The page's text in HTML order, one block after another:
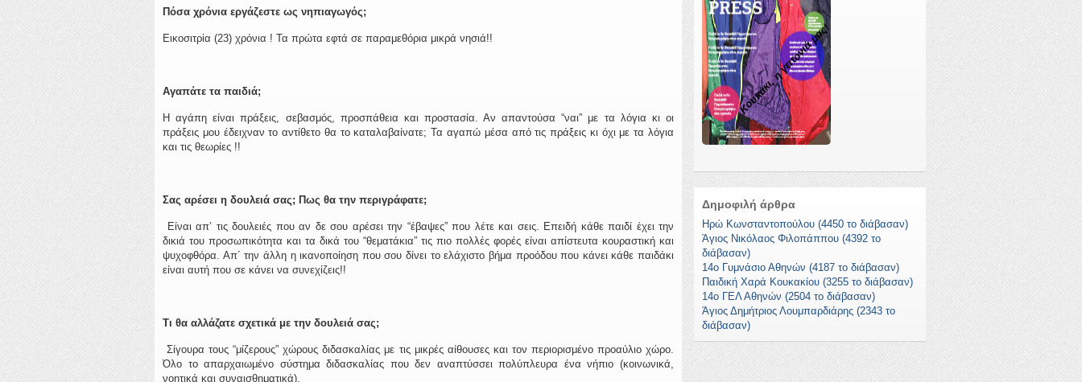
Πόσα χρόνια εργάζεστε ως νηπιαγωγός;
Εικοσιτρία (23) χρόνια ! Τα πρώτα εφτά σε παραμεθόρια μικρά νησιά!!
Αγαπάτε τα παιδιά;
Η αγάπη είναι πράξεις, σεβασμός, προσπάθεια και προστασία. Αν απαντούσα “ναι” με τα λόγια κι οι
πράξεις μου έδειχναν το αντίθετο θα το καταλαβαίνατε; Τα αγαπώ μέσα από τις πράξεις κι όχι με τα λόγια
και τις θεωρίες !!
Σας αρέσει η δουλειά σας; Πως θα την περιγράφατε;
Είναι απ’ τις δουλειές που αν δε σου αρέσει την “έβαψες” που λέτε και σεις. Επειδή κάθε παιδί έχει την
δικιά του προσωπικότητα και τα δικά του “θεματάκια” τις πιο πολλές φορές είναι απίστευτα κουραστική και
ψυχοφθόρα. Απ´ την άλλη η ικανοποίηση που σου δίνει το ελάχιστο βήμα προόδου που κάνει κάθε παιδάκι
είναι αυτή που σε κάνει να συνεχίζεις!!
Τι θα αλλάζατε σχετικά με την δουλειά σας;
Σίγουρα τους “μίζερους” χώρους διδασκαλίας με τις μικρές αίθουσες και τον περιορισμένο προαύλιο χώρο.
Όλο το απαρχαιωμένο σύστημα διδασκαλίας που δεν αναπτύσσει πολύπλευρα ένα νήπιο (κοινωνικά,
νοητικά και συναισθηματικά).
Κουκάκι, η γειτονιά μας!
Δημοφιλή άρθρα
Ηρώ Κωνσταντοπούλου (4450 το διάβασαν)
Άγιος Νικόλαος Φιλοπάππου (4392 το
διάβασαν)
14ο Γυμνάσιο Αθηνών (4187 το διάβασαν)
Παιδική Χαρά Κουκακίου (3255 το διάβασαν)
14ο ΓΕΛ Αθηνών (2504 το διάβασαν)
Άγιος Δημήτριος Λουμπαρδιάρης (2343 το
διάβασαν)